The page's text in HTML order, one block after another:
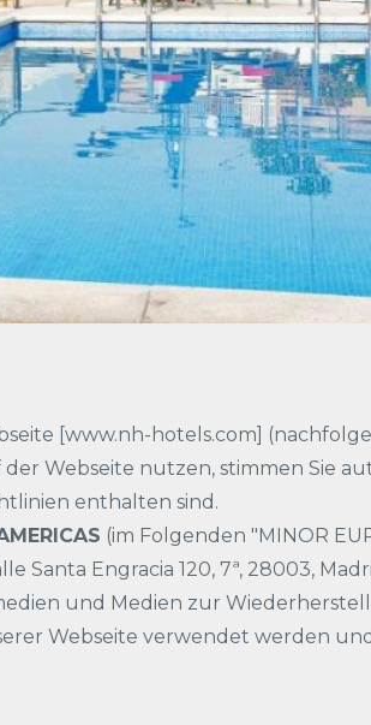
[www.nh-hotels.com]
Webseite nutzen, stimmen Sie
enthalten sind.
(im Folgenden "MINOR
Santa Engracia 120, 7ª, 28003,
und Medien zur
Webseite verwendet werden